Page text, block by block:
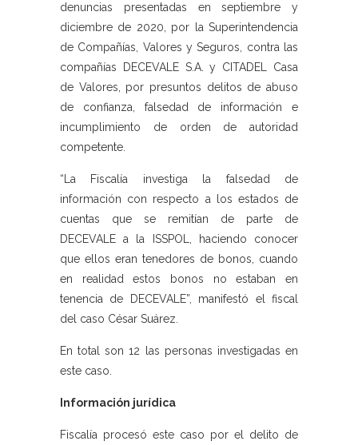
denuncias presentadas en septiembre y
diciembre de 2020, por la Superintendencia
de Compañías, Valores y Seguros, contra las
compañías DECEVALE S.A. y CITADEL Casa
de Valores, por presuntos delitos de abuso
de confianza, falsedad de información e
incumplimiento de orden de autoridad
competente.
“La Fiscalía investiga la falsedad de
información con respecto a los estados de
cuentas que se remitían de parte de
DECEVALE a la ISSPOL, haciendo conocer
que ellos eran tenedores de bonos, cuando
en realidad estos bonos no estaban en
tenencia de DECEVALE”, manifestó el fiscal
del caso César Suárez.
En total son 12 las personas investigadas en
este caso.
Información jurídica
Fiscalía procesó este caso por el delito de